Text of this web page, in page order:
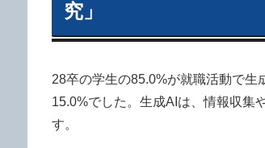
究」
28卒の学生の85.0%が就職活動で
15.0%でした。生成AIは、情報収集
す。